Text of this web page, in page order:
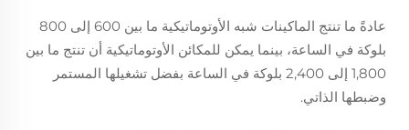
عادةً ما تنتج الماكينات شبه الأوتوماتيكية ما بين 600 إلى 800
بلوكة في الساعة، بينما يمكن للمكائن الأوتوماتيكية أن تنتج ما بين
1,800 إلى 2,400 بلوكة في الساعة بفضل تشغيلها المستمر
وضبطها الذاتي.